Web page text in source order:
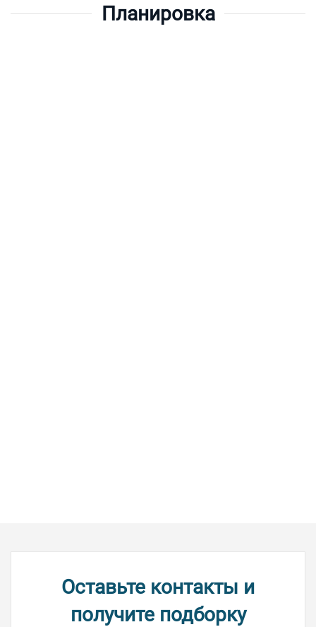
Планировка
Оставьте контакты и
получите подборку